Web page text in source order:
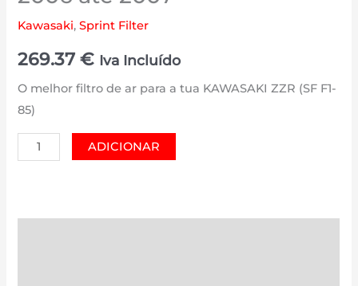
Kawasaki,Sprint Filter
269.37€ Iva Incluído
O melhor filtro de ar para a tua KAWASAKI ZZR (SF F1-
85)
Quantidade
de
ADICIONAR